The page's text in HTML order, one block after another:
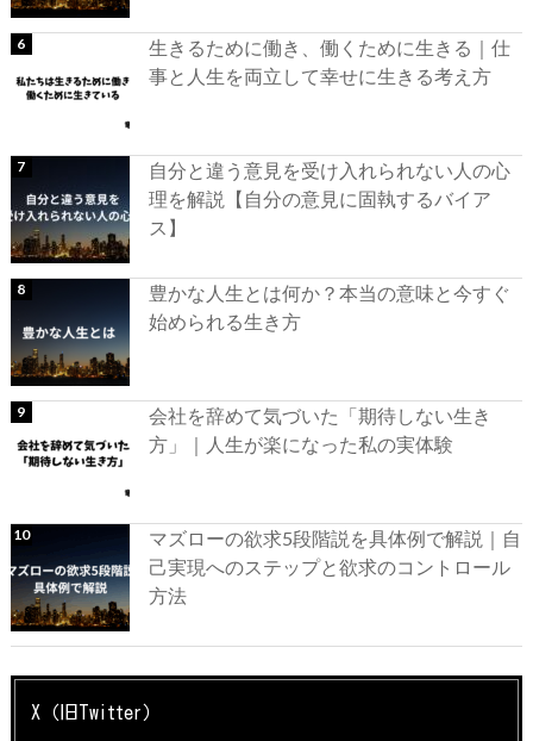
生きるために働き、働くために生きる｜仕
事と人生を両立して幸せに生きる考え方
自分と違う意見を受け入れられない人の心
理を解説【自分の意見に固執するバイア
ス】
豊かな人生とは何か？本当の意味と今すぐ
始められる生き方
会社を辞めて気づいた「期待しない生き
方」｜人生が楽になった私の実体験
マズローの欲求5段階説を具体例で解説｜自
己実現へのステップと欲求のコントロール
方法
X（旧Twitter）